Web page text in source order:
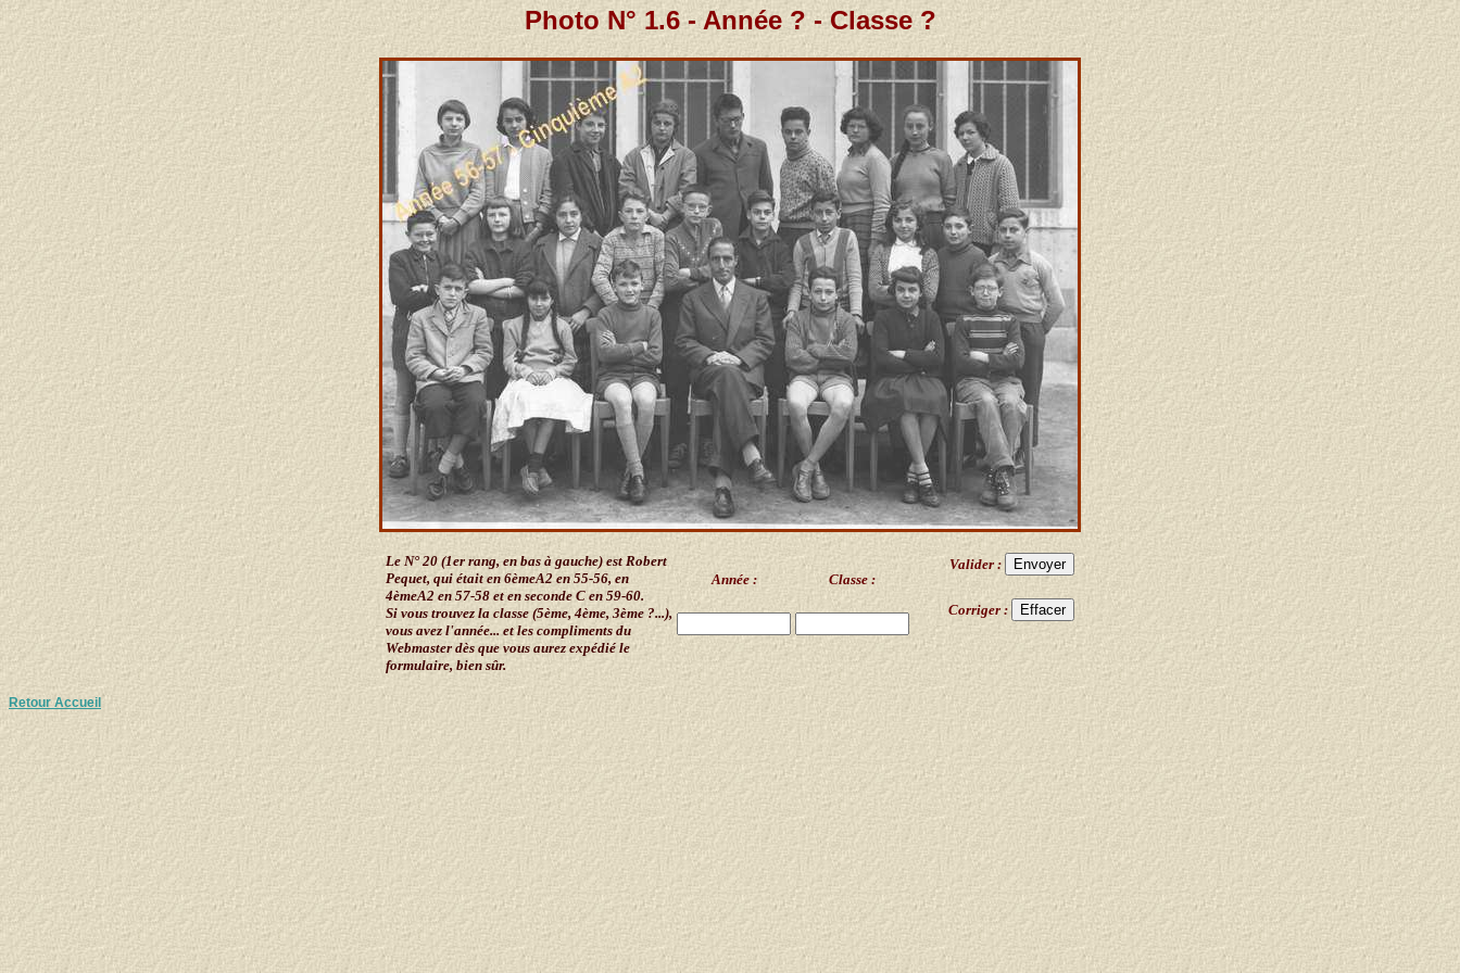
Photo N° 1.6 - Année ? - Classe ?
Le N° 20 (1er rang, en bas à gauche) est Robert
Pequet, qui était en 6èmeA2 en 55-56, en
4èmeA2 en 57-58 et en seconde C en 59-60.
Si vous trouvez la classe (5ème, 4ème, 3ème ?...),
vous avez l'année... et les compliments du
Webmaster dès que vous aurez expédié le
formulaire, bien sûr.
Année : Classe :
Valider :
Corriger :
Retour Accueil